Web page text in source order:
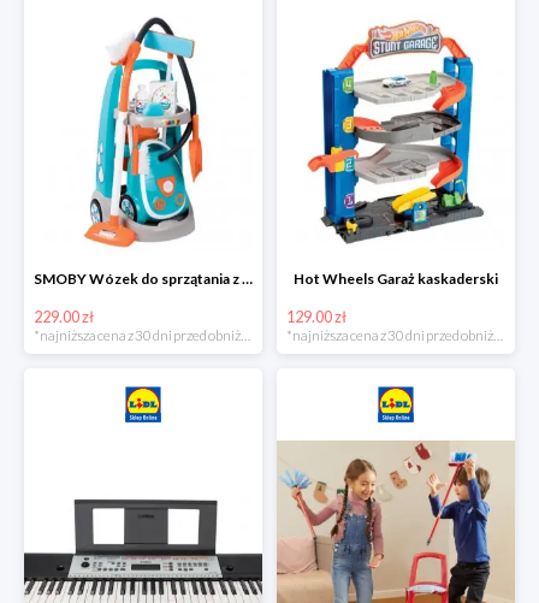
SMOBY Wózek do sprzątania z odkurzaczem
229.00 zł
Hot Wheels Garaż kaskaderski
129.00 zł